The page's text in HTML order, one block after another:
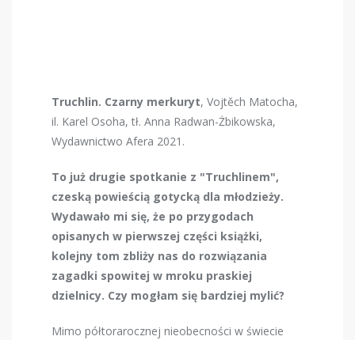
Truchlin. Czarny merkuryt, Vojtěch Matocha,
il. Karel Osoha, tł. Anna Radwan-Żbikowska,
Wydawnictwo Afera 2021.
To już drugie spotkanie z "Truchlinem",
czeską powieścią gotycką dla młodzieży.
Wydawało mi się, że po przygodach
opisanych w pierwszej części książki,
kolejny tom zbliży nas do rozwiązania
zagadki spowitej w mroku praskiej
dzielnicy. Czy mogłam się bardziej mylić?
Mimo półtorarocznej nieobecności w świecie